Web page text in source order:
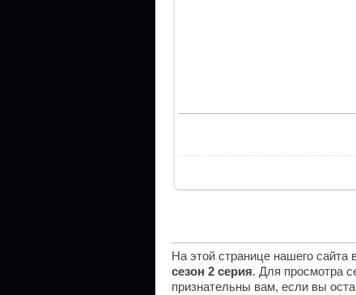
На этой странице нашего
сезон 2 серия. Для просмотра
признательны вам, если вы